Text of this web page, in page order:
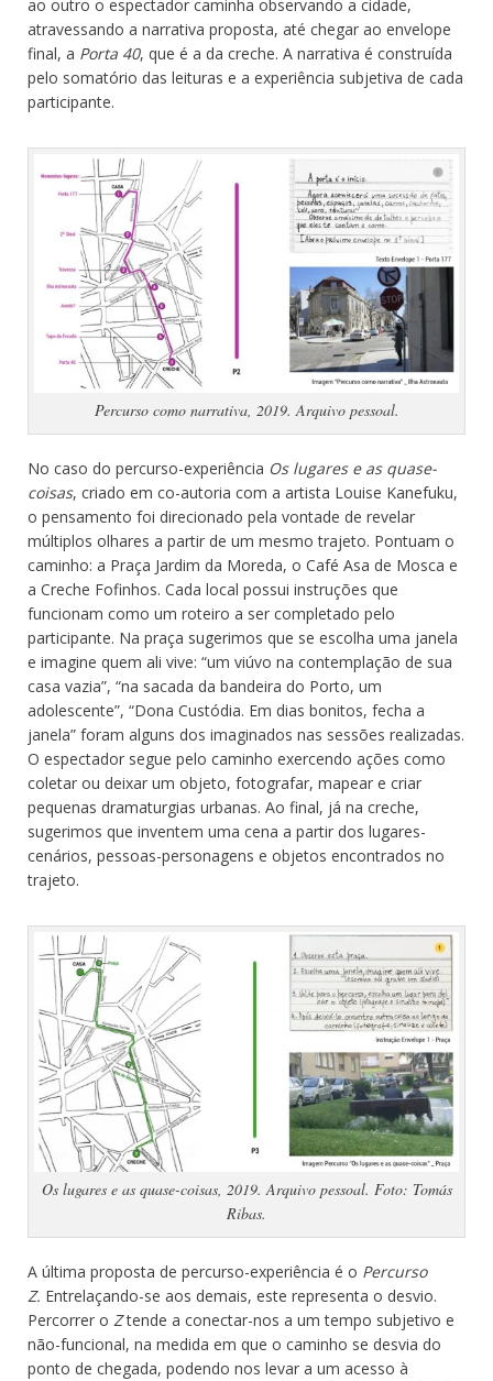
ao outro o espectador caminha observando a cidade,
atravessando a narrativa proposta, até chegar ao envelope
final, a Porta 40, que é a da creche. A narrativa é construída
pelo somatório das leituras e a experiência subjetiva de cada
participante.
Percurso como narrativa, 2019. Arquivo pessoal.
No caso do percurso-experiência Os lugares e as quase-
coisas, criado em co-autoria com a artista Louise Kanefuku,
o pensamento foi direcionado pela vontade de revelar
múltiplos olhares a partir de um mesmo trajeto. Pontuam o
caminho: a Praça Jardim da Moreda, o Café Asa de Mosca e
a Creche Fofinhos. Cada local possui instruções que
funcionam como um roteiro a ser completado pelo
participante. Na praça sugerimos que se escolha uma janela
e imagine quem ali vive: “um viúvo na contemplação de sua
casa vazia”, “na sacada da bandeira do Porto, um
adolescente”, “Dona Custódia. Em dias bonitos, fecha a
janela” foram alguns dos imaginados nas sessões realizadas.
O espectador segue pelo caminho exercendo ações como
coletar ou deixar um objeto, fotografar, mapear e criar
pequenas dramaturgias urbanas. Ao final, já na creche,
sugerimos que inventem uma cena a partir dos lugares-
cenários, pessoas-personagens e objetos encontrados no
trajeto.
Os lugares e as quase-coisas, 2019. Arquivo pessoal. Foto: Tomás
Ribas.
A última proposta de percurso-experiência é o Percurso
Z. Entrelaçando-se aos demais, este representa o desvio.
Percorrer o Ztende a conectar-nos a um tempo subjetivo e
não-funcional, na medida em que o caminho se desvia do
ponto de chegada, podendo nos levar a um acesso à